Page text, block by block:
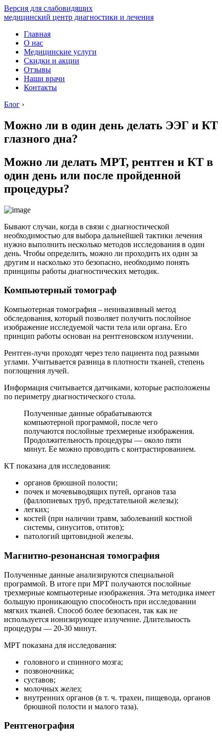
Версия для слабовидящих
медицинский центр диагностики и лечения
Главная
О нас
Медицинские услуги
Скидки и акции
Отзывы
Наши врачи
Контакты
Блог ›
Можно ли в один день делать ЭЭГ и КТ
глазного дна?
Можно ли делать МРТ, рентген и КТ в
один день или после пройденной
процедуры?
Бывают случаи, когда в связи с диагностической
необходимостью для выбора дальнейшей тактики лечения
нужно выполнить несколько методов исследования в один
день. Чтобы определить, можно ли проходить их один за
другим и насколько это безопасно, необходимо понять
принципы работы диагностических методик.
Компьютерный томограф
Компьютерная томография – неинвазивный метод
обследования, который позволяет получить послойное
изображение исследуемой части тела или органа. Его
принцип работы основан на рентгеновском излучении.
Рентген-лучи проходят через тело пациента под разными
углами. Учитывается разница в плотности тканей, степень
поглощения лучей.
Информация считывается датчиками, которые расположены
по периметру диагностического стола.
Полученные данные обрабатываются
компьютерной программой, после чего
получаются послойные трехмерные изображения.
Продолжительность процедуры — около пяти
минут. Ее можно проводить с контрастированием.
КТ показана для исследования:
органов брюшной полости;
почек и мочевыводящих путей, органов таза
(фаллопиевых труб, предстательной железы);
легких;
костей (при наличии травм, заболеваний костной
системы, синуситов, отитов);
патологий щитовидной железы.
Магнитно-резонансная томография
Полученные данные анализируются специальной
программой. В итоге при МРТ получаются послойные
трехмерные компьютерные изображения. Эта методика имеет
большую проникающую способность при исследовании
мягких тканей. Способ более безопасен, так как не
используется ионизирующее излучение. Длительность
процедуры — 20-30 минут.
МРТ показана для исследования:
головного и спинного мозга;
позвоночника;
суставов;
молочных желез;
внутренних органов (в т. ч. трахеи, пищевода, органов
брюшной полости и малого таза).
Рентгенография